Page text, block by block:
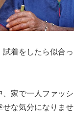
着をしたら似合
家で一人ファッ
な気分になりませ